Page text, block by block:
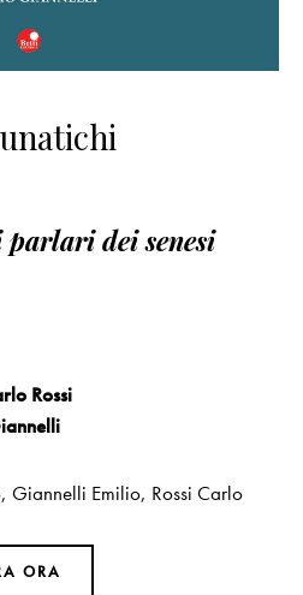
dei senesi
Rossi
, Giannelli Emilio, Rossi Carlo
ORA